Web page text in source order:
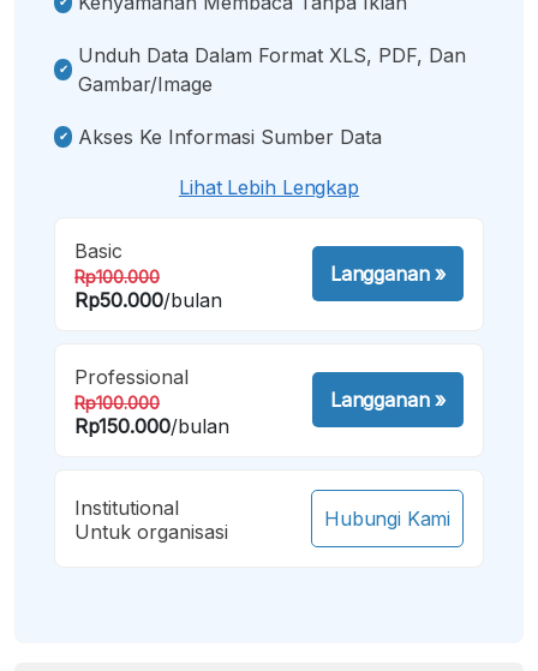
Unduh Data Dalam Format XLS, PDF, Dan
Gambar/image
Akses Ke Informasi Sumber Data
Lihat Lebih Lengkap
Basic
Rp100.000
Rp50.000/bulan
Langganan»
Professional
Rp100.000
Rp150.000/bulan
Langganan»
Institutional
Untuk organisasi
Hubungi Kami